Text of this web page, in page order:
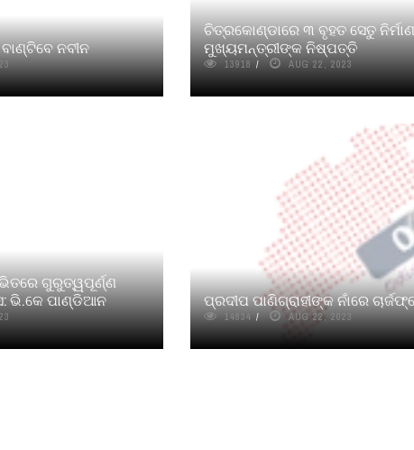
ନବୀନ
ଚିତ୍ରକୋଣ୍ଡାରେ ୩ ବୃହତ ସେତୁ
ମୁଖ୍ୟମନ୍ତ୍ରୀଙ୍କ ନିଷ୍ପତ୍ତି
13918 AUG 22, 2023
ଗୁରୁତ୍ୱପୂର୍ଣ୍ଣ
ଭି.କେ ପାଣ୍ଡିଆନ
ପ୍ରଦୀପ ପାଣିଗ୍ରାହୀଙ୍କ ନାଁରେ
14834 AUG 22, 2023